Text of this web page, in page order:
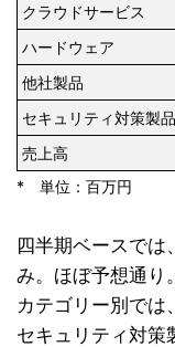
クラウドサービス
ハードウェア
他社製品
セキュリティ対策製品
売上高
* 単位：百万円
四半期ベースでは
み。ほぼ予想通り。
カテゴリー別では
セキュリティ対策